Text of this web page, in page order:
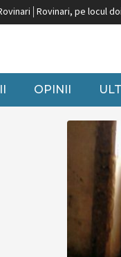
Rovinari, pe locul doi
OPINII